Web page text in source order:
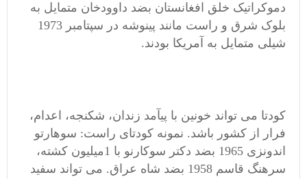
دموکراتیک خلق افغانستان بضد داوودخان متمایل به
بلوک شرق و راست مانند پینوشه در سپتامبر 1973
شیلی متمایل به آمریکا بودند.
کودتا می تواند خونین با پیآمد زندان، شکنجه، اعدام،
فرار از کشور باشد. نمونه کودتای راست: سوهارتو
اندونزی 1965 بضد دکتر سوکارنو با 1میلیون کشته،
سرهنگ قاسم 1958 بضد شاه عراق. می تواند سفید